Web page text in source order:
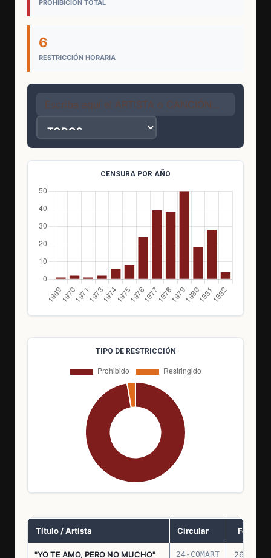
PROHIBICIÓN TOTAL
6
RESTRICCIÓN HORARIA
CENSURA POR AÑO
TIPO DE RESTRICCIÓN
Título / Artista Circular Fecha
"YO TE AMO, PERO NO MUCHO" 24-COMART 26.11.69